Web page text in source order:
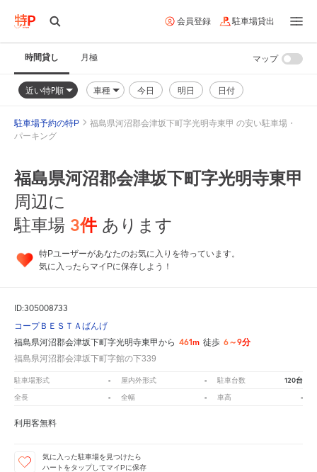
会員登録 駐車場貸出
時間貸し 月極
近い特P順 車種 今日 明日 日付
マップ
駐車場予約の特P
福島県河沼郡会津坂下町字光明寺東甲 の安い駐車場・
パーキング
福島県河沼郡会津坂下町字光明寺東甲
周辺に
駐車場 3件 あります
特Pユーザーがあなたのお気に入りを待っています。
気に入ったらマイPに保存しよう！
ID:305008733
コープＢＥＳＴＡばんげ
福島県河沼郡会津坂下町字光明寺東甲から 461m 徒歩 6～9分
福島県河沼郡会津坂下町字館の下339
駐車場形式 - 屋内外形式 - 駐車台数 120台
全長 - 全幅 - 車高 -
利用客無料
気に入った駐車場を見つけたら
ハートをタップしてマイPに保存